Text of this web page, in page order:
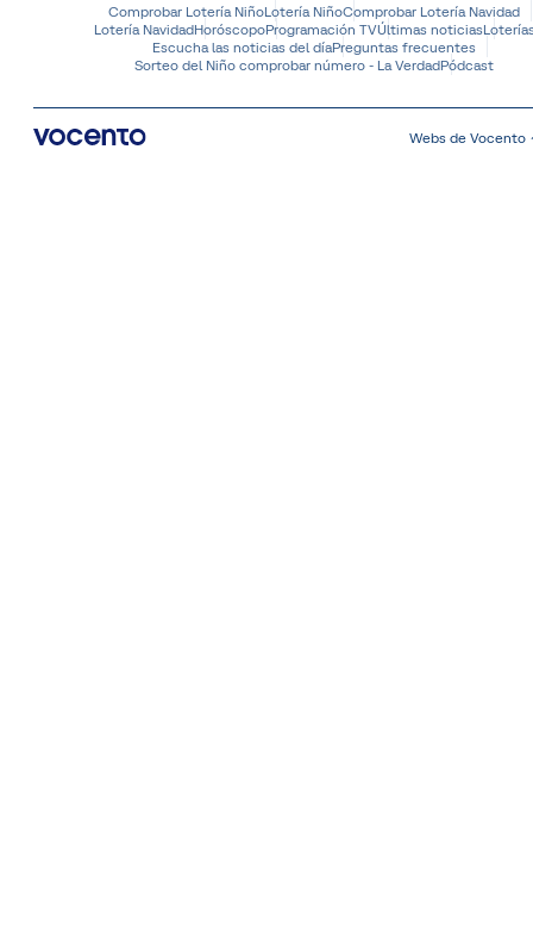
Comprobar Lotería NiñoLotería NiñoComprobar Lotería Navidad
Lotería NavidadHoróscopoProgramación TVÚltimas noticias
Escucha las noticias del díaPreguntas frecuentes
Sorteo del Niño comprobar número - La VerdadPódcast
Webs de Vocento